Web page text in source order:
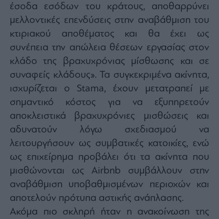
έσοδα εσόδων του κράτους, αποθαρρύνει
μελλοντικές επενδύσεις στην αναβάθμιση του
κτιριακού αποθέματος και θα έχει ως
συνέπεια την απώλεια θέσεων εργασίας στον
κλάδο της βραχυχρόνιας μίσθωσης και σε
συναφείς κλάδους». Τα συγκεκριμένα ακίνητα,
ισχυρίζεται ο Stama, έχουν μετατραπεί με
σημαντικό κόστος για να εξυπηρετούν
αποκλειστικά βραχυχρόνιες μισθώσεις και
αδυνατούν λόγω σχεδιασμού να
λειτουργήσουν ως συμβατικές κατοικίες, ενώ
ως επιχείρημα προβάλει ότι τα ακίνητα που
μισθώνονται ως Airbnb συμβάλλουν στην
αναβάθμιση υποβαθμισμένων περιοχών και
αποτελούν πρότυπα αστικής ανάπλασης.
Ακόμα πιο σκληρή ήταν η ανακοίνωση της